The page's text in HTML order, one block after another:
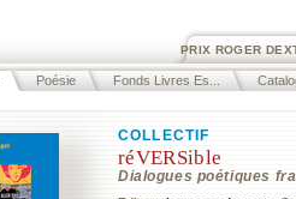
PRIX ROGER
Poésie Fonds Livres Es...
COLLECTIF
réVERSible
Dialogues poétiques